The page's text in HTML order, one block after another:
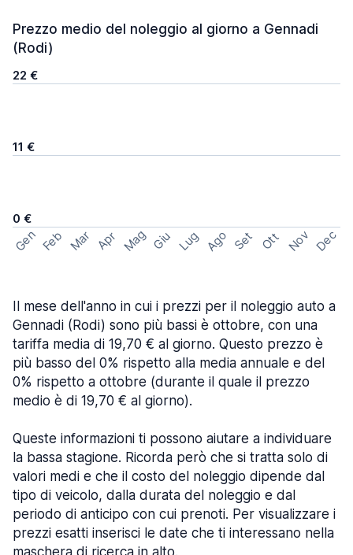
Prezzo medio del noleggio al giorno a Gennadi
(Rodi)
22 €
11 €
0 €
Gen Feb Mar Apr Mag Giu Lug Ago Set Ott Nov Dec
Il mese dell'anno in cui i prezzi per il noleggio auto a
Gennadi (Rodi) sono più bassi è ottobre, con una
tariffa media di 19,70 € al giorno. Questo prezzo è
più basso del 0% rispetto alla media annuale e del
0% rispetto a ottobre (durante il quale il prezzo
medio è di 19,70 € al giorno).
Queste informazioni ti possono aiutare a individuare
la bassa stagione. Ricorda però che si tratta solo di
valori medi e che il costo del noleggio dipende dal
tipo di veicolo, dalla durata del noleggio e dal
periodo di anticipo con cui prenoti. Per visualizzare i
prezzi esatti inserisci le date che ti interessano nella
maschera di ricerca in alto.